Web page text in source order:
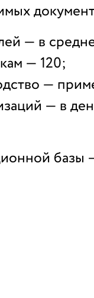
— в
— 120;
—
— в
базы